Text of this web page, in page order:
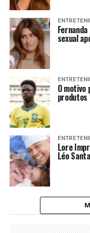
sexual
O motivo
produtos
Lore
Léo